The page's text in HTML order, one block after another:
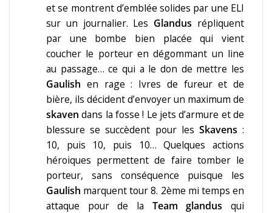
et se montrent d’emblée solides par une ELI
sur un journalier. Les Glandus répliquent
par une bombe bien placée qui vient
coucher le porteur en dégommant un line
au passage… ce qui a le don de mettre les
Gaulish en rage : Ivres de fureur et de
bière, ils décident d’envoyer un maximum de
skaven dans la fosse ! Le jets d’armure et de
blessure se succèdent pour les Skavens :
10, puis 10, puis 10… Quelques actions
héroiques permettent de faire tomber le
porteur, sans conséquence puisque les
Gaulish marquent tour 8. 2ème mi temps en
attaque pour de la Team glandus qui